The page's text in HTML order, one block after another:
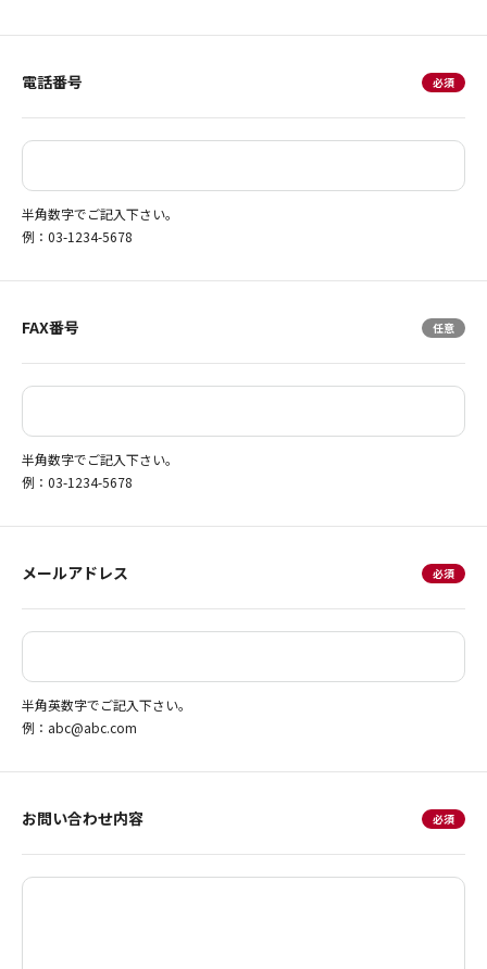
電話番号
半角数字でご記入下さい。
例：03-1234-5678
FAX番号
半角数字でご記入下さい。
例：03-1234-5678
メールアドレス
半角英数字でご記入下さい。
例：abc@abc.com
お問い合わせ内容